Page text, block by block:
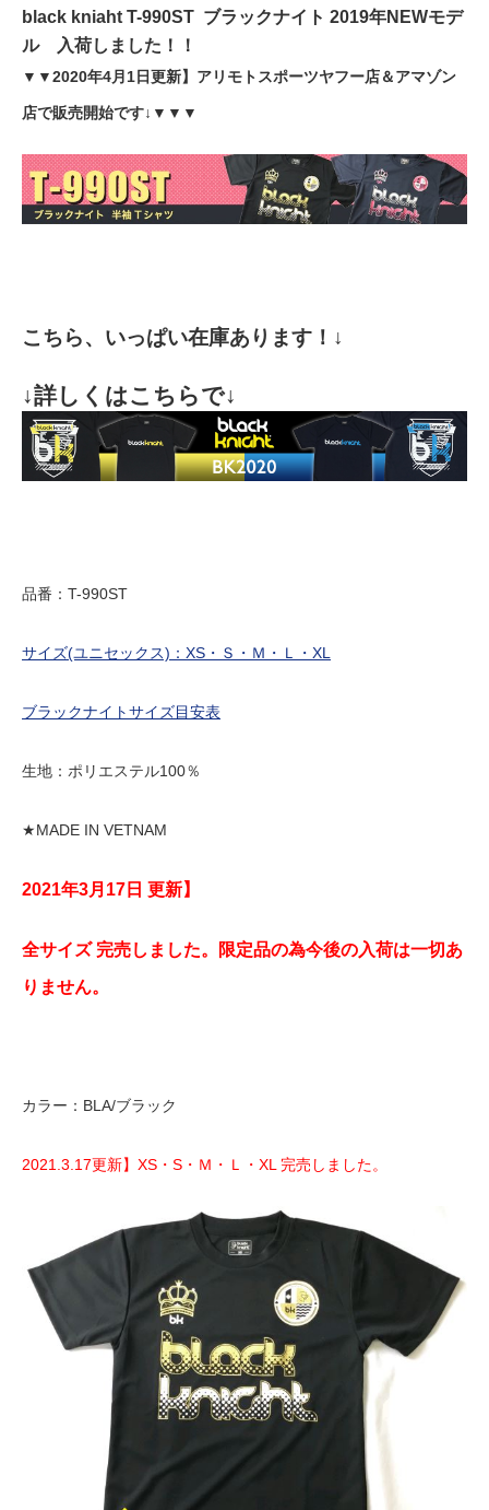
black kniaht T-990ST ブラックナイト 2019年NEWモデ
ル
入荷しました！！
▼▼2020年4月1日更新】アリモトスポーツヤフー店＆アマゾン
店で販売開始です↓▼▼▼
こちら、いっぱい在庫あります！↓
↓詳しくはこちらで↓
品番：T-990ST
サイズ(ユニセックス)：XS・Ｓ・Ｍ・Ｌ・XL
ブラックナイトサイズ目安表
生地：ポリエステル100％
★MADE IN VETNAM
2021年3月17日 更新】
全サイズ 完売しました。限定品の為今後の入荷は一切あ
りません。
カラー：BLA/ブラック
2021.3.17更新】XS・S・Ｍ・Ｌ・XL 完売しました。